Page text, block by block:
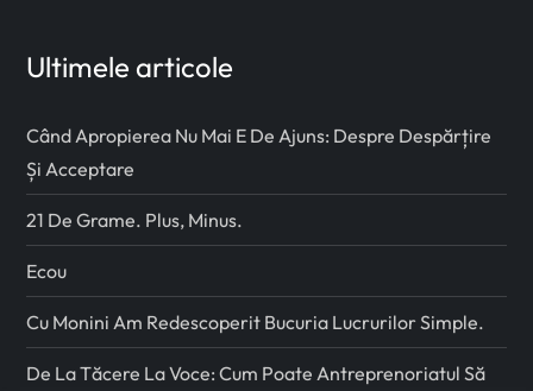
Ultimele articole
Când Apropierea Nu Mai E De Ajuns: Despre Despărțire
Și Acceptare
21 De Grame. Plus, Minus.
Ecou
Cu Monini Am Redescoperit Bucuria Lucrurilor Simple.
De La Tăcere La Voce: Cum Poate Antreprenoriatul Să